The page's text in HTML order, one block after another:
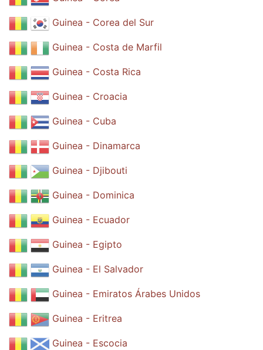
Guinea - Corea del Sur
Guinea - Costa de Marfil
Guinea - Costa Rica
Guinea - Croacia
Guinea - Cuba
Guinea - Dinamarca
Guinea - Djibouti
Guinea - Dominica
Guinea - Ecuador
Guinea - Egipto
Guinea - El Salvador
Guinea - Emiratos Árabes Unidos
Guinea - Eritrea
Guinea - Escocia